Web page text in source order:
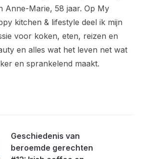
Anne-Marie, 58 jaar. Op My
kitchen & lifestyle deel ik mijn
voor koken, eten, reizen en
en alles wat het leven net wat
en sprankelend maakt.
Geschiedenis van
beroemde gerechten